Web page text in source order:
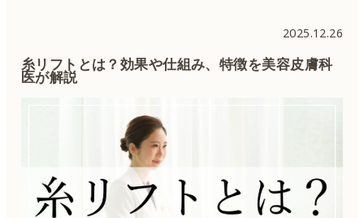
2025.12.26
糸リフトとは？効果や仕組み、特徴を美容皮膚科
医が解説